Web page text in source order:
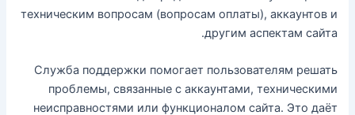
техническим вопросам (вопросам оплаты), аккаунтов и
другим аспектам сайта.
Служба поддержки помогает пользователям решать
проблемы, связанные с аккаунтами, техническими
неисправностями или функционалом сайта. Это даёт